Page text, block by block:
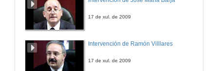
17 de xul. de 2009
Intervención de Ramón Villlares
17 de xul. de 2009